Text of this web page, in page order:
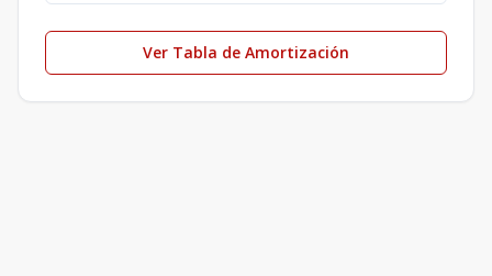
Ver Tabla de Amortización